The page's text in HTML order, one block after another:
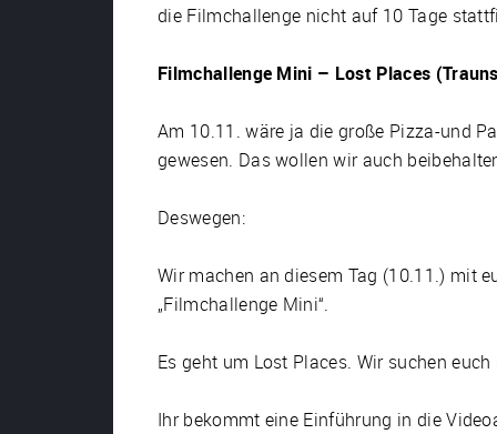
die Filmchallenge nicht auf 10 Tage
Filmchallenge Mini – Lost Places
Am 10.11. wäre ja die große Pizza-und
gewesen. Das wollen wir auch
Deswegen:
Wir machen an diesem Tag (10.11.) mit
„Filmchallenge Mini“.
Es geht um Lost Places. Wir suchen
Ihr bekommt eine Einführung in die